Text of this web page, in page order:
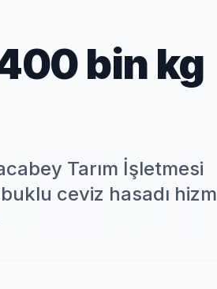
bin kg
Tarım İşletmesi
ceviz hasadı